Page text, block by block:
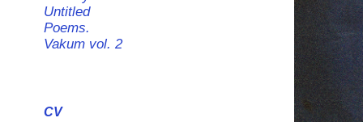
Untitled
Poems.
Vakum vol. 2
CV